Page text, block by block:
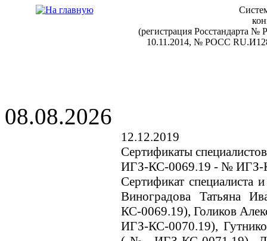
(регистрация
10.11.2014, № РОСС
08.08.2026
12.12.2019
Сертификаты
ИГЗ-КС-0069.19 - № ИГЗ-
Сертификат специалиста
Виноградова
КС-0069.19), Голиков
ИГЗ-КС-0070.19),